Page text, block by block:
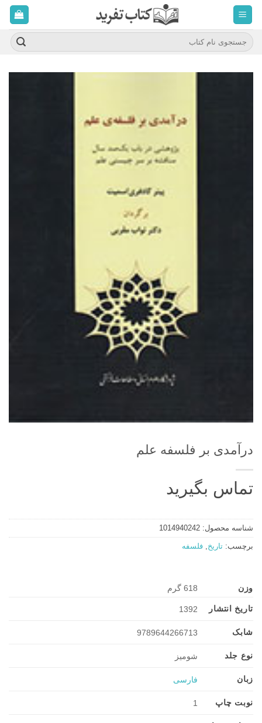
محتوا
برویدجستجو
برای:
درآمدی بر فلسفه علم
تماس بگیرید
شناسه محصول: 1014940242
برچسب: تاریخ فلسفه
وزن 618 گرم
تاریخ انتشار 1392
شابک 9789644266713
نوع جلد شومیز
زبان فارسی
نوبت چاپ 1